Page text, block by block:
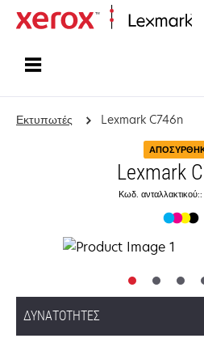
Εκτυπωτές Lexmark C746n
Lexmark
Κωδ.
ΔΥΝΑΤΌΤΗΤΕΣ